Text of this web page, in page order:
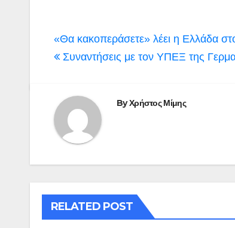
Πλοήγηση
άρθρων
«Θα κακοπεράσετε» λέει η Ελλάδα
Συναντήσεις με τον ΥΠΕΞ της
ByΧρήστος Μίμης
RELATED POST